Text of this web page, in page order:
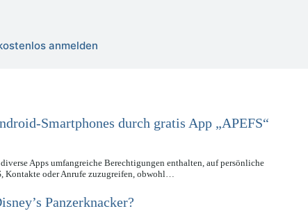
anmelden
Smartphones durch gratis App „APEFS“
Apps umfangreiche Berechtigungen enthalten, auf persönliche
Kontakte oder Anrufe zuzugreifen, obwohl…
Panzerknacker?